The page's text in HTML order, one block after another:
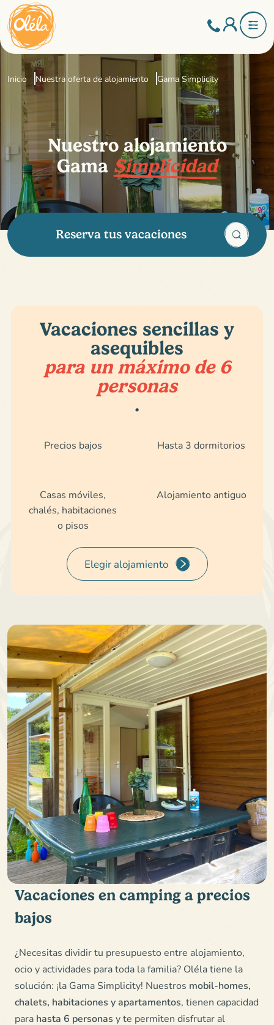
Inicio Nuestra oferta de alojamiento Gama Simplicity
Nuestro alojamiento
Gama Simplicidad
Reserva tus vacaciones
Vacaciones sencillas y
asequibles
para un máximo de 6
personas
.
Precios bajos Hasta 3 dormitorios
Casas móviles,
chalés, habitaciones
o pisos
Alojamiento antiguo
Elegir alojamiento
Vacaciones en camping a precios
bajos
¿Necesitas dividir tu presupuesto entre alojamiento,
ocio y actividades para toda la familia? Oléla tiene la
solución: ¡la Gama Simplicity! Nuestros mobil-homes,
chalets, habitaciones y apartamentos, tienen capacidad
para hasta 6 personas y te permiten disfrutar al